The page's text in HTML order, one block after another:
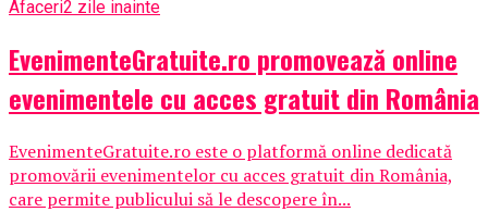
Afaceri2 zile inainte
EvenimenteGratuite.ro promovează online
evenimentele cu acces gratuit din România
EvenimenteGratuite.ro este o platformă online dedicată
promovării evenimentelor cu acces gratuit din România,
care permite publicului să le descopere în...